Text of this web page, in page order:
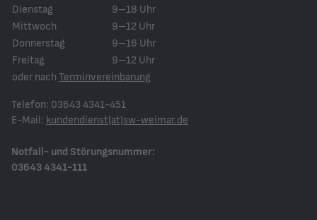
Dienstag
9–18 Uhr
Mittwoch
9–12 Uhr
Donnerstag
9–16 Uhr
Freitag
9–12 Uhr
oder nach Terminvereinbarung
Telefon: 03643 4341-451
E-Mail: kundendienst(at)sw-weimar.de
Notfall- und Störungsnummer:
03643 4341-111